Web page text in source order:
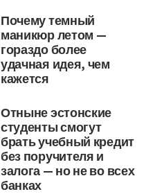
Почему темный
маникюр летом —
гораздо более
удачная идея, чем
кажется
Отныне эстонские
студенты смогут
брать учебный кредит
без поручителя и
залога — но не во всех
банках